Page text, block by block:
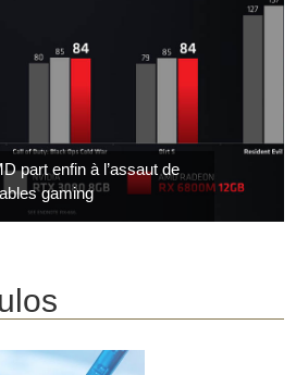
part enfin à l’assaut de
gaming